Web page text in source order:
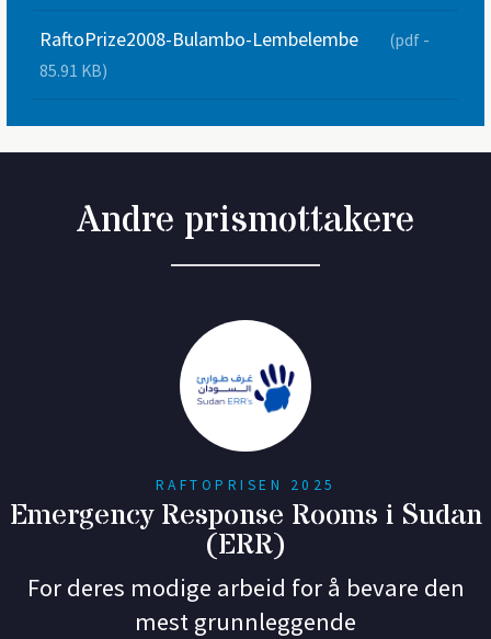
RaftoPrize2008-Bulambo-Lembelembe
(pdf -
85.91 KB)
Andre prismottakere
RAFTOPRISEN 2025
Emergency Response Rooms i Sudan
(ERR)
For deres modige arbeid for å bevare den
mest grunnleggende